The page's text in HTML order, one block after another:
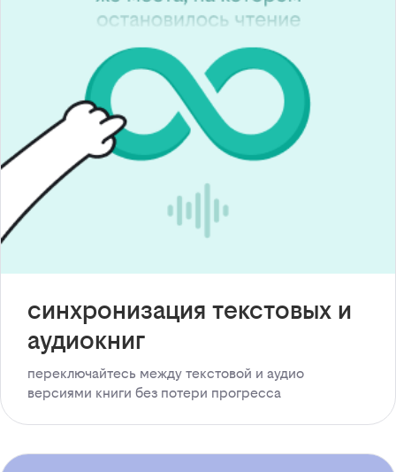
синхронизация текстовых и
аудиокниг
переключайтесь между текстовой и аудио
версиями книги без потери прогресса